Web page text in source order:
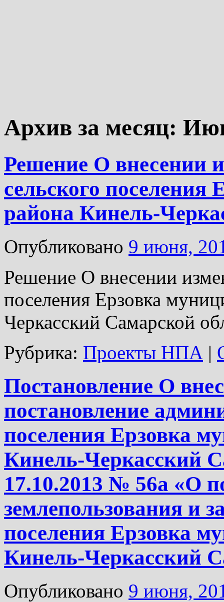
Архив за месяц:
Решение О внесении
сельского
района Кинель-
Опубликовано 9 июня,
Решение О внесении
поселения Ерзовка
Черкасский Самарской
Рубрика: Проекты НПА |
Постановление О
постановление
поселения Ерзовка
Кинель-Черкасский
17.10.2013 № 56а «О
землепользования и
поселения Ерзовка
Кинель-Черкасский
Опубликовано 9 июня,